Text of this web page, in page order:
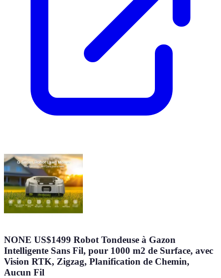
NONE US$1499 Robot Tondeuse à Gazon
Intelligente Sans Fil, pour 1000 m2 de Surface, avec
Vision RTK, Zigzag, Planification de Chemin,
Aucun Fil